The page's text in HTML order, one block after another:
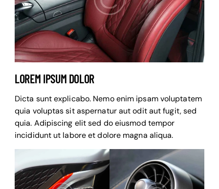
LOREM IPSUM DOLOR
Dicta sunt explicabo. Nemo enim ipsam voluptatem
quia voluptas sit aspernatur aut odit aut fugit, sed
quia. Adipiscing elit sed do eiusmod tempor
incididunt ut labore et dolore magna aliqua.